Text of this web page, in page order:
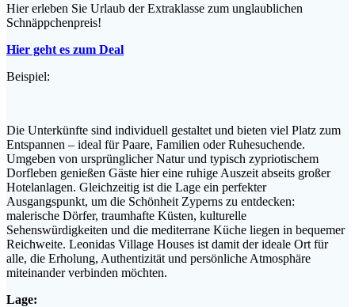
Hier erleben Sie Urlaub der Extraklasse zum unglaublichen
Schnäppchenpreis!
Hier geht es zum Deal
Beispiel:
Die Unterkünfte sind individuell gestaltet und bieten viel Platz zum
Entspannen – ideal für Paare, Familien oder Ruhesuchende.
Umgeben von ursprünglicher Natur und typisch zypriotischem
Dorfleben genießen Gäste hier eine ruhige Auszeit abseits großer
Hotelanlagen. Gleichzeitig ist die Lage ein perfekter
Ausgangspunkt, um die Schönheit Zyperns zu entdecken:
malerische Dörfer, traumhafte Küsten, kulturelle
Sehenswürdigkeiten und die mediterrane Küche liegen in bequemer
Reichweite. Leonidas Village Houses ist damit der ideale Ort für
alle, die Erholung, Authentizität und persönliche Atmosphäre
miteinander verbinden möchten.
Lage: